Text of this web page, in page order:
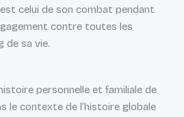
celui de son combat pendant
contre toutes les
de sa vie.
personnelle et familiale de
le contexte de l’histoire globale